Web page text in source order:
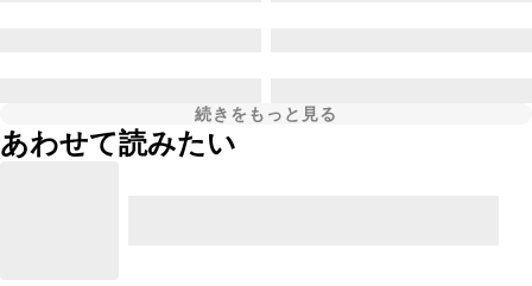
続きをもっと見る
あわせて読みたい